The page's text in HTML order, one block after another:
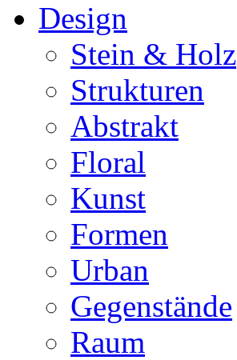
Design
Stein & Holz
Strukturen
Abstrakt
Floral
Kunst
Formen
Urban
Gegenstände
Raum